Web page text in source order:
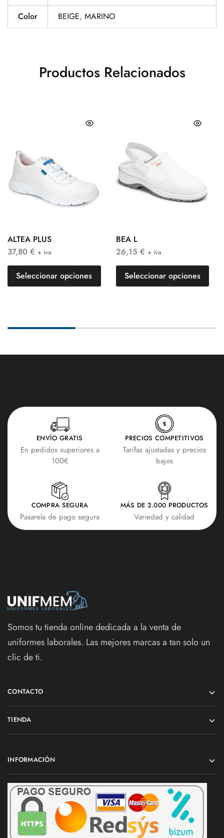
Color
BEIGE, MARINO
Productos Relacionados
ALTEA PLUS
37,80 € + iva
Seleccionar opciones
BEA L
26,15 € + iva
Seleccionar opciones
ENVÍO GRATIS
En pedidos superiores a
100€
PRECIOS COMPETITIVOS
Tarifas ajustadas y precios
bajos
COMPRA SEGURA
Pasarela de pago segura
MÁS DE 2.000 PRODUCTOS
Variedad y calidad
Somos tu tienda online dedicada a la venta de
uniformes laborales. Las mejores marcas a tan solo un
clic de ti.
CONTACTO
TIENDA
INFORMACIÓN